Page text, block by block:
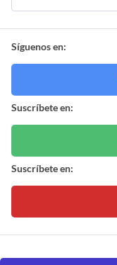
Síguenos en:
Suscríbete en:
Suscríbete en: